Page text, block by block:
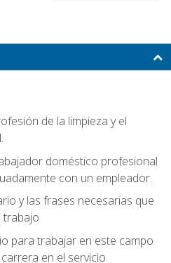
de la limpieza y el
doméstico profesional
con un empleador.
y las frases necesarias que
trabajo
para trabajar en este campo
en el servicio